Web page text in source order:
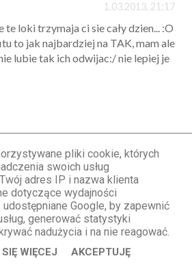
1.03.2013, 21:17
te loki trzymaja ci sie cały dzien... :O
to jak najbardziej na TAK, mam ale
lubie tak ich odwijac:/ nie lepiej je
1.03.2013, 21:18
1.03.2013, 21:30
pliki cookie, których
swoich usług
adres IP i nazwa klienta
dotyczące wydajności
Google, by zapewnić
generować statystyki
nadużycia i na nie reagować.
WIĘCEJ AKCEPTUJĘ